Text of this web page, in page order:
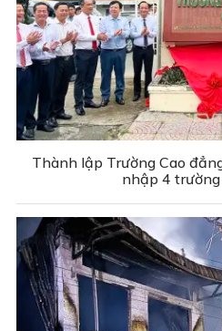
Thành lập Trường Cao
nhập 4